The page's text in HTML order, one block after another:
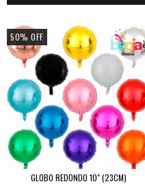
50% OFF
GLOBO REDONDO 10" (23CM)